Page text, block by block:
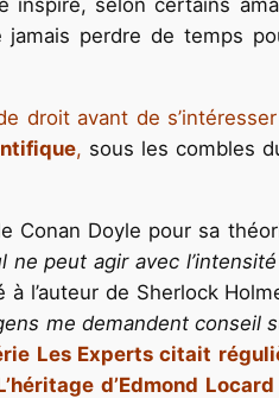
selon certains
jamais perdre de temps
droit avant de
, sous les combles
Conan Doyle pour sa
peut agir avec
à l’auteur de Sherlock
me demandent conseil
Les Experts citait
d’Edmond